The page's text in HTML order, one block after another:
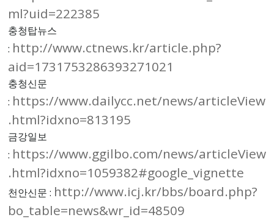
ml?uid=222385
충청탑뉴스
: http://www.ctnews.kr/article.php?
aid=1731753286393271021
충청신문
: https://www.dailycc.net/news/articleView
.html?idxno=813195
금강일보
: https://www.ggilbo.com/news/articleView
.html?idxno=1059382#google_vignette
천안신문 : http://www.icj.kr/bbs/board.php?
bo_table=news&wr_id=48509